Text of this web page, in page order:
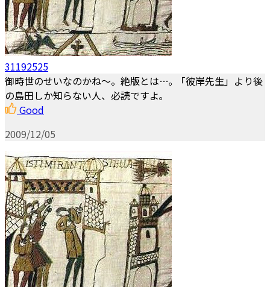
31192525
御時世のせいなのかね～。絶版とは…｡ 「彼岸先生」より後
の島田しか知らない人、必読ですよ｡
Good
2009/12/05